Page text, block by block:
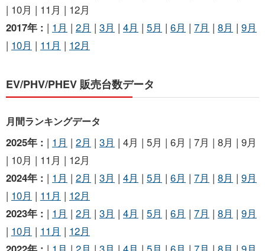
| 10月 | 11月 | 12月
2017年 : | 1月 | 2月 | 3月 | 4月 | 5月 | 6月 | 7月 | 8月 | 9月
| 10月 | 11月 | 12月
EV/PHV/PHEV 販売台数データ
月間ランキングデータ
2025年 : | 1月 | 2月 | 3月 | 4月 | 5月 | 6月 | 7月 | 8月 | 9月
| 10月 | 11月 | 12月
2024年 : | 1月 | 2月 | 3月 | 4月 | 5月 | 6月 | 7月 | 8月 | 9月
| 10月 | 11月 | 12月
2023年 : | 1月 | 2月 | 3月 | 4月 | 5月 | 6月 | 7月 | 8月 | 9月
| 10月 | 11月 | 12月